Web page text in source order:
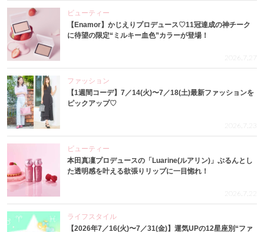
ビューティー
【Enamor】かじえりプロデュース♡11冠達成の神チーク
に待望の限定“ミルキー血色”カラーが登場！
2026.7.27
ファッション
【1週間コーデ】7／14(火)〜7／18(土)最新ファッションを
ピックアップ♡
2026.7.23
ビューティー
本田真凜プロデュースの「Luarine(ルアリン)」ぷるんとし
た透明感を叶える欲張りリップに一目惚れ！
2026.7.22
ライフスタイル
【2026年7／16(火)〜7／31(金)】運気UPの12星座別“ファ